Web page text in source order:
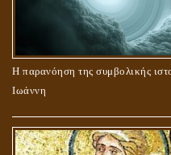
Η παρανόηση της συμβολικής
Ιωάννη